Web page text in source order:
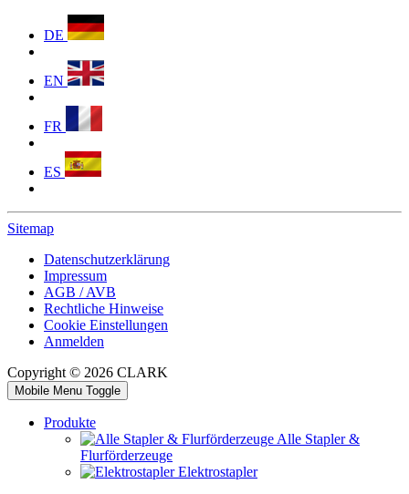
DE
EN
FR
ES
Sitemap
Datenschutzerklärung
Impressum
AGB / AVB
Rechtliche Hinweise
Cookie Einstellungen
Anmelden
Copyright © 2026 CLARK
Mobile Menu Toggle
Produkte
Alle Stapler &
Flurförderzeuge
Elektrostapler